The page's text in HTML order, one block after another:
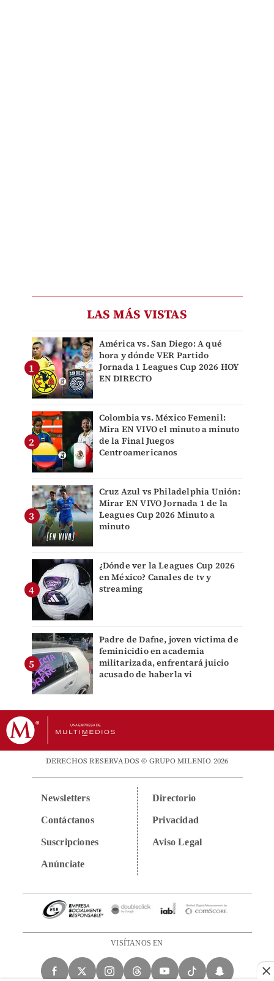
LAS MÁS VISTAS
América vs. San Diego: A qué
hora y dónde VER Partido
Jornada 1 Leagues Cup 2026 HOY
EN DIRECTO
Colombia vs. México Femenil:
Mira EN VIVO el minuto a minuto
de la Final Juegos
Centroamericanos
Cruz Azul vs Philadelphia Unión:
Mirar EN VIVO Jornada 1 de la
Leagues Cup 2026 Minuto a
minuto
¿Dónde ver la Leagues Cup 2026
en México? Canales de tv y
streaming
Padre de Dafne, joven víctima de
feminicidio en academia
militarizada, enfrentará juicio
acusado de haberla vi
DERECHOS RESERVADOS © GRUPO MILENIO 2026
Newsletters
Contáctanos
Suscripciones
Anúnciate
Directorio
Privacidad
Aviso Legal
VISÍTANOS EN